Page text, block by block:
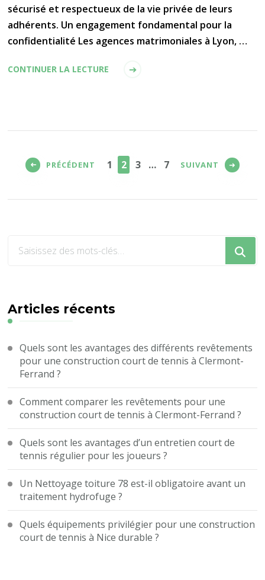
sécurisé et respectueux de la vie privée de leurs
adhérents. Un engagement fondamental pour la
confidentialité Les agences matrimoniales à Lyon, …
CONTINUER LA LECTURE
des
PRÉCÉDENT PAGE
1 PAGE
2 PAGE
3 … PAGE
7 SUIVANT
recherchiez
?
Articles récents
Quels sont les avantages des différents revêtements
pour une construction court de tennis à Clermont-
Ferrand ?
Comment comparer les revêtements pour une
construction court de tennis à Clermont-Ferrand ?
Quels sont les avantages d’un entretien court de
tennis régulier pour les joueurs ?
Un Nettoyage toiture 78 est-il obligatoire avant un
traitement hydrofuge ?
Quels équipements privilégier pour une construction
court de tennis à Nice durable ?